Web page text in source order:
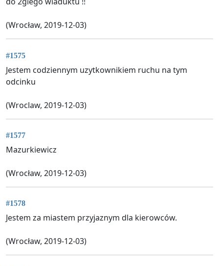
(Wrocław, 2019-12-03)
#1575
Jestem codziennym uzytkownikiem ruchu na tym
odcinku
(Wroclaw, 2019-12-03)
#1577
Mazurkiewicz
(Wrocław, 2019-12-03)
#1578
Jestem za miastem przyjaznym dla kierowców.
(Wrocław, 2019-12-03)